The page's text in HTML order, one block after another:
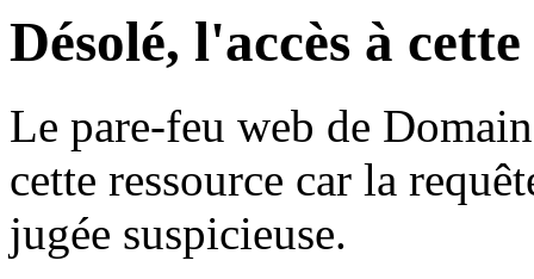
Désolé, l'accès à
Le pare-feu web de
cette ressource car la
jugée suspicieuse.